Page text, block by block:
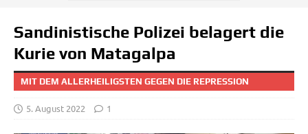
Sandinistische Polizei belagert die
Kurie von Matagalpa
MIT DEM ALLERHEILIGSTEN GEGEN DIE REPRESSION
5. August 2022 1